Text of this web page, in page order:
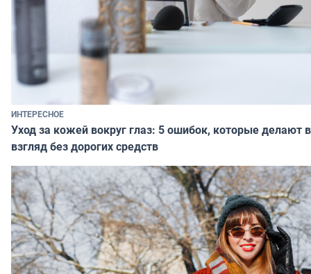
ИНТЕРЕСНОЕ
Уход за кожей вокруг глаз: 5 ошибок, которые делают
взгляд без дорогих средств